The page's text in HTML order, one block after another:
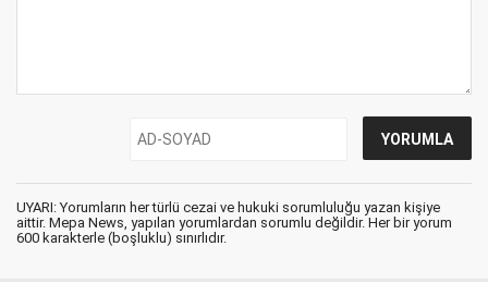
UYARI: Yorumların her türlü cezai ve hukuki sorumluluğu yazan kişiye
aittir. Mepa News, yapılan yorumlardan sorumlu değildir. Her bir yorum
600 karakterle (boşluklu) sınırlıdır.